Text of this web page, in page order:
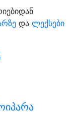
და ლექსები